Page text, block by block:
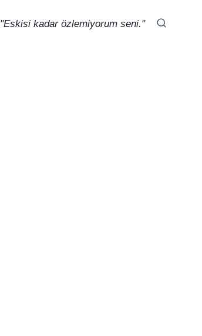
"Eskisi kadar özlemiyorum seni."